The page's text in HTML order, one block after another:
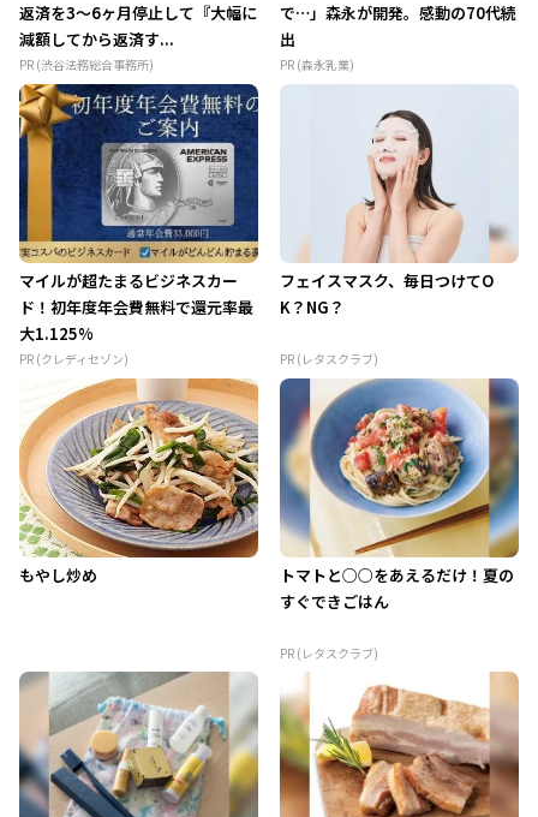
返済を3～6ヶ月停止して『大幅に
減額してから返済す...
PR (渋谷法務総合事務所)
で…」森永が開発。感動の70代続
出
PR (森永乳業)
マイルが超たまるビジネスカー
ド！初年度年会費無料で還元率最
大1.125%
PR (クレディセゾン)
フェイスマスク、毎日つけてO
K？NG？
PR (レタスクラブ)
もやし炒め
トマトと○○をあえるだけ！夏の
すぐできごはん
PR (レタスクラブ)